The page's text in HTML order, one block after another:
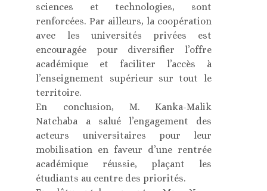
sciences et technologies, sont
renforcées. Par ailleurs, la coopération
avec les universités privées est
encouragée pour diversifier l’offre
académique et faciliter l’accès à
l’enseignement supérieur sur tout le
territoire.
En conclusion, M. Kanka-Malik
Natchaba a salué l’engagement des
acteurs universitaires pour leur
mobilisation en faveur d’une rentrée
académique réussie, plaçant les
étudiants au centre des priorités.